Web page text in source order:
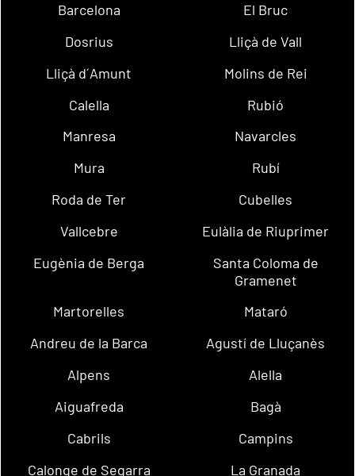
Barcelona
El Bruc
Dosrius
Lliçà de Vall
Lliçà d´Amunt
Molins de Rei
Calella
Rubió
Manresa
Navarcles
Mura
Rubí
Roda de Ter
Cubelles
Vallcebre
Eulàlia de Riuprimer
Eugènia de Berga
Santa Coloma de
Gramenet
Martorelles
Mataró
Andreu de la Barca
Agustí de Lluçanès
Alpens
Alella
Aiguafreda
Bagà
Cabrils
Campins
Calonge de Segarra
La Granada